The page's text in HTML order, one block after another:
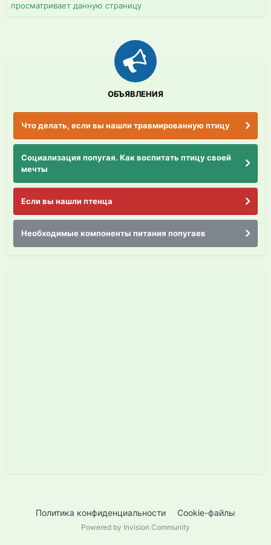
просматривает данную страницу
ОБЪЯВЛЕНИЯ
Что делать, если вы нашли травмированную птицу
Социализация попугая. Как воспитать птицу своей
мечты
Если вы нашли птенца
Необходимые компоненты питания попугаев
Политика конфиденциальности Cookie-файлы
Powered by Invision Community